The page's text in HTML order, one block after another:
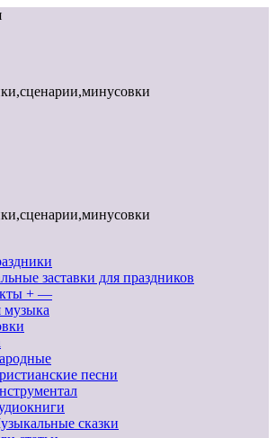
заставки для праздников
+ —
музыка
песни
сказки